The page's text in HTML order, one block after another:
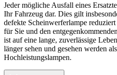
Jeder mögliche Ausfall eines
Ihr Fahrzeug dar. Dies gilt
defekte Scheinwerferlampe
für Sie und den
ist auf eine lange, zuverlässige
länger sehen und gesehen werden
Hochleistungslampen.